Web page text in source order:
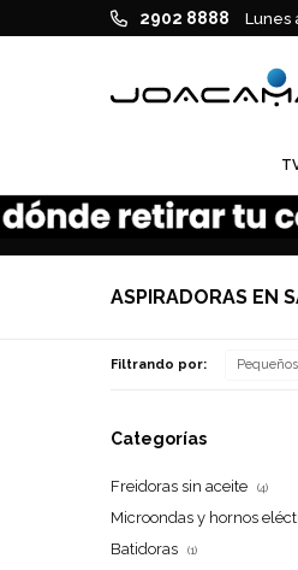
2902 8888 Lunes
ASPIRADORAS EN
Filtrando por:
Categorías
Freidoras sin aceite (4)
Microondas y hornos
Batidoras (1)